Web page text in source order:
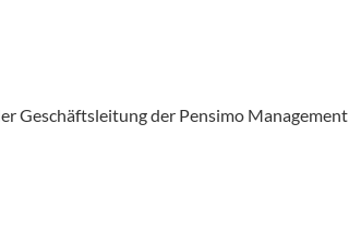
Geschäftsleitung der Pensimo Management